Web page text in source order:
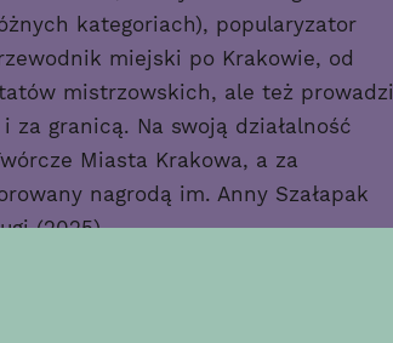
kategoriach), popularyzator
miejski po Krakowie, od
mistrzowskich, ale też prowadzi
granicą. Na swoją działalność
Miasta Krakowa, a za
nagrodą im. Anny Szałapak
(2025).
Krakowskiej oraz studia